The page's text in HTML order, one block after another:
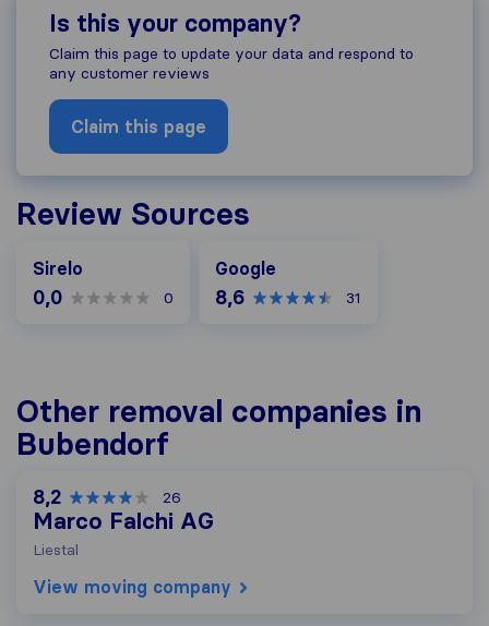
Is this your company?
Claim this page to update your data and respond to
any customer reviews
Claim this page
Review Sources
Sirelo
0,0 0
Google
8,6 31
Other removal companies in
Bubendorf
8,2 26
Marco Falchi AG
Liestal
View moving company